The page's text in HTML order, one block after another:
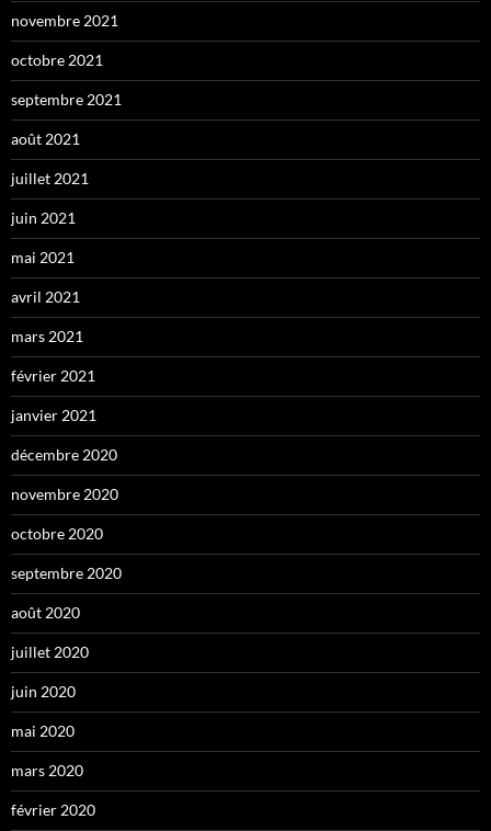
novembre 2021
octobre 2021
septembre 2021
août 2021
juillet 2021
juin 2021
mai 2021
avril 2021
mars 2021
février 2021
janvier 2021
décembre 2020
novembre 2020
octobre 2020
septembre 2020
août 2020
juillet 2020
juin 2020
mai 2020
mars 2020
février 2020